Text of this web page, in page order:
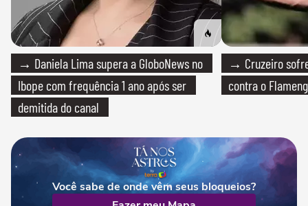
→ Daniela Lima supera a GloboNews no
Ibope com frequência 1 ano após ser
demitida do canal
→ Cruzeiro
contra o
Você sabe de onde vêm seus bloqueios?